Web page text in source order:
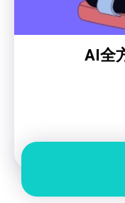
身心靈健康
暑期興趣班
身心靈健康
暑期興趣班
AI全